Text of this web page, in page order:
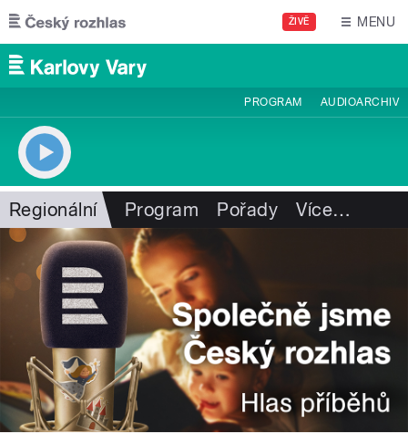
Přejít k hlavnímu obsahu
ŽIVĚ MENU
PROGRAM AUDIOARCHIV
Regionální Program Pořady Více…